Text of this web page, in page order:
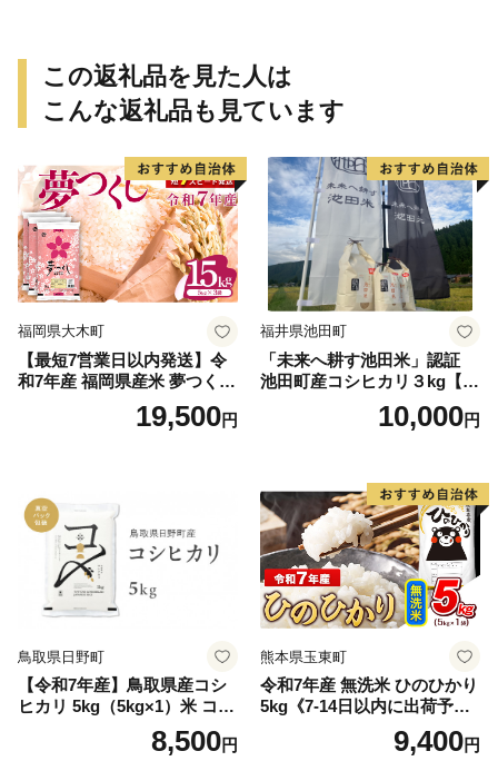
この返礼品を見た人は
こんな返礼品も見ています
福岡県大木町
【最短7営業日以内発送】令
和7年産 福岡県産米 夢つくし
15kg 精米 ※北海道・沖縄・
19,500円
福井県池田町
「未来へ耕す池田米」認証
池田町産コシヒカリ３kg【お
1人様につき３セットまで】
10,000円
鳥取県日野町
【令和7年産】鳥取県産コシ
ヒカリ 5kg（5kg×1）米 コシ
ヒカリ こしひかり お米 白米
精米 5キロ おこめ こめ コメ
8,500円
熊本県玉東町
令和7年産 無洗米 ひのひかり
5kg《7-14日以内に出荷予定
(土日祝除く)》コメ 米 無洗米
高レビュー｜人気米 熊本県
9,400円